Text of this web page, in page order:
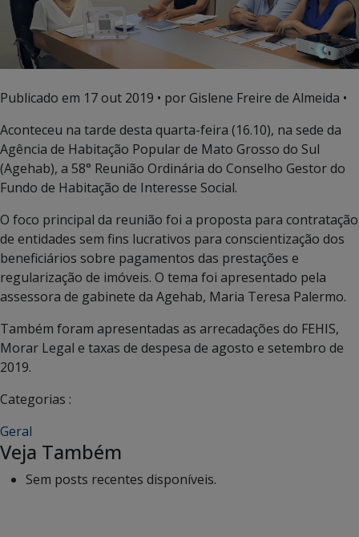
Publicado em 17 out 2019 • por Gislene Freire de Almeida •
Aconteceu na tarde desta quarta-feira (16.10), na sede da
Agência de Habitação Popular de Mato Grosso do Sul
(Agehab), a 58° Reunião Ordinária do Conselho Gestor do
Fundo de Habitação de Interesse Social.
O foco principal da reunião foi a proposta para contratação
de entidades sem fins lucrativos para conscientização dos
beneficiários sobre pagamentos das prestações e
regularização de imóveis. O tema foi apresentado pela
assessora de gabinete da Agehab, Maria Teresa Palermo.
Também foram apresentadas as arrecadações do FEHIS,
Morar Legal e taxas de despesa de agosto e setembro de
2019.
Categorias :
Geral
Veja Também
Sem posts recentes disponíveis.